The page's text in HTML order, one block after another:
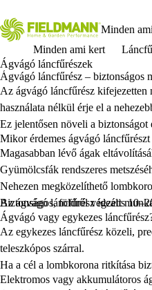
Minden
Minden ami kert
Ágvágó láncfűrészek
Ágvágó láncfűrész – biztonságos
Az ágvágó láncfűrész kifejezetten
használata nélkül érje el a
Ez jelentősen növeli a
Mikor érdemes ágvágó láncfűrészt
Magasabban lévő ágak
Gyümölcsfák rendszeres
Nehezen megközelíthető
Biztonságos, földről végzett
Az ágvágó láncfűrész ideális
Ágvágó vagy egykezes
Az egykezes láncfűrész közeli,
teleszkópos szárral.
Ha a cél a lombkorona ritkítása
Elektromos vagy akkumulátoros